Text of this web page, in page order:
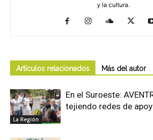
y la cultura.
Artículos relacionados Más del autor
La Región
En el Suroeste:
tejiendo redes de